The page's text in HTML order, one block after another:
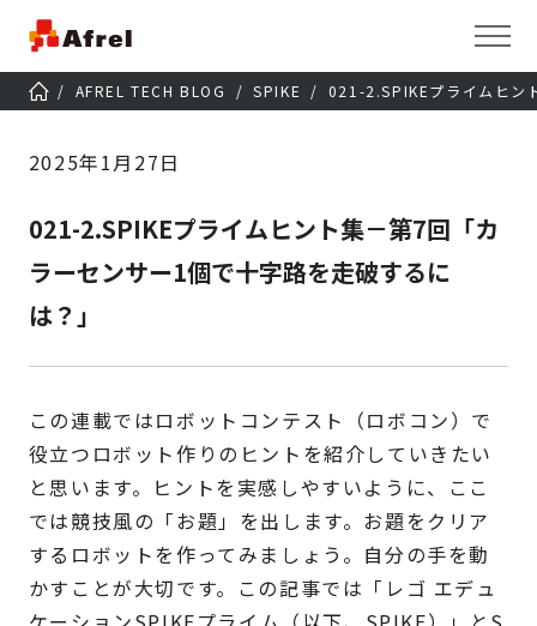
AFREL TECH BLOG SPIKE 021-2.SPIKEプライムヒン
2025年1月27日
021-2.SPIKEプライムヒント集－第7回「カ
ラーセンサー1個で十字路を走破するに
は？」
この連載ではロボットコンテスト（ロボコン）で
役立つロボット作りのヒントを紹介していきたい
と思います。ヒントを実感しやすいように、ここ
では競技風の「お題」を出します。お題をクリア
するロボットを作ってみましょう。自分の手を動
かすことが大切です。この記事では「レゴ エデュ